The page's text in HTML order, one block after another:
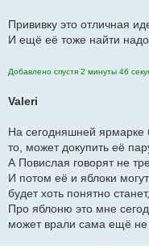
н
и
е
Прививку это отличная
И ещё её тоже найти надо
Добавлено спустя 2 минуты 46
Valeri
На сегодняшней ярмарке
то, может докупить её
А Повислая говорят не
И потом её и яблоки
будет хоть понятно
Про яблоню это мне
может врали сама ещё